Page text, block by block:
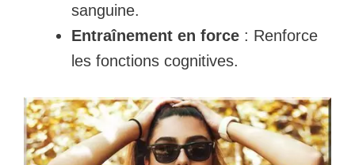
sanguine.
Entraînement en force : Renforce
les fonctions cognitives.